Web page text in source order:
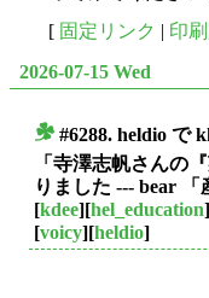
[ 固定リンク | 印
2026-07-15 Wed
#6288. heldio で
「寺澤志帆さんの
りました --- bear
[kdee][hel_education
[voicy][heldio]